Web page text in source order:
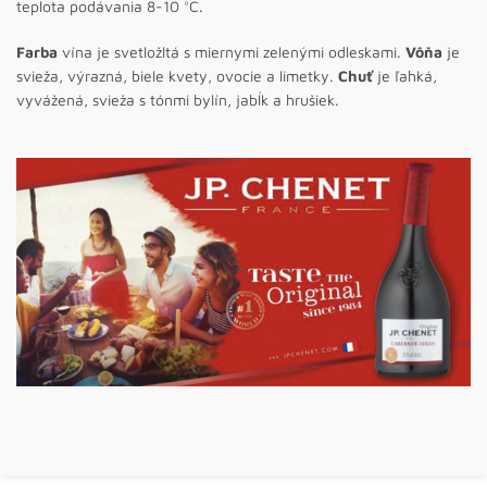
teplota podávania 8-10 °C.
Farba vína je svetložltá s miernymi zelenými odleskami. Vôňa je
svieža, výrazná, biele kvety, ovocie a limetky. Chuťje ľahká,
vyvážená, svieža s tónmi bylín, jabĺk a hrušiek.